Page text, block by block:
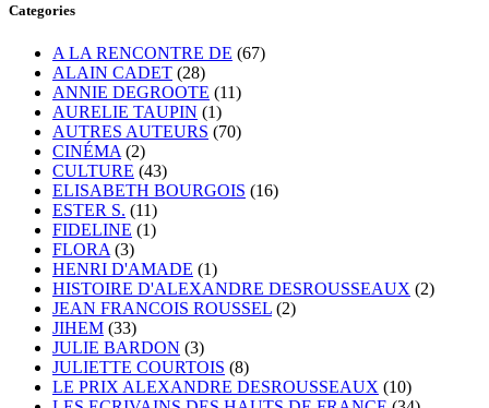
Categories
A LA RENCONTRE DE (67)
ALAIN CADET (28)
ANNIE DEGROOTE (11)
AURELIE TAUPIN (1)
AUTRES AUTEURS (70)
CINÉMA (2)
CULTURE (43)
ELISABETH BOURGOIS (16)
ESTER S. (11)
FIDELINE (1)
FLORA (3)
HENRI D'AMADE (1)
HISTOIRE D'ALEXANDRE DESROUSSEAUX (2)
JEAN FRANCOIS ROUSSEL (2)
JIHEM (33)
JULIE BARDON (3)
JULIETTE COURTOIS (8)
LE PRIX ALEXANDRE DESROUSSEAUX (10)